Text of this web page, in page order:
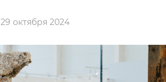
29 октября 2024